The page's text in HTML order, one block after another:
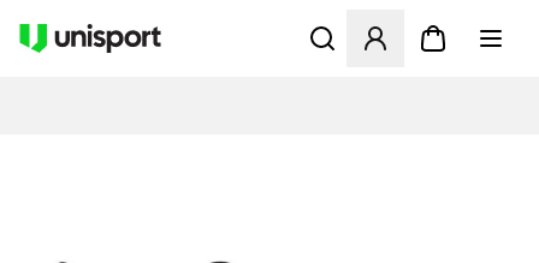
Åbner en Modal til at